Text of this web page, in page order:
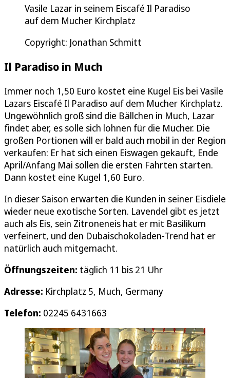
Vasile Lazar in seinem Eiscafé Il Paradiso
auf dem Mucher Kirchplatz
Copyright: Jonathan Schmitt
Il Paradiso in Much
Immer noch 1,50 Euro kostet eine Kugel Eis bei Vasile
Lazars Eiscafé Il Paradiso auf dem Mucher Kirchplatz.
Ungewöhnlich groß sind die Bällchen in Much, Lazar
findet aber, es solle sich lohnen für die Mucher. Die
großen Portionen will er bald auch mobil in der Region
verkaufen: Er hat sich einen Eiswagen gekauft, Ende
April/Anfang Mai sollen die ersten Fahrten starten.
Dann kostet eine Kugel 1,60 Euro.
In dieser Saison erwarten die Kunden in seiner Eisdiele
wieder neue exotische Sorten. Lavendel gibt es jetzt
auch als Eis, sein Zitroneneis hat er mit Basilikum
verfeinert, und den Dubaischokoladen-Trend hat er
natürlich auch mitgemacht.
Öffnungszeiten: täglich 11 bis 21 Uhr
Adresse: Kirchplatz 5, Much, Germany
Telefon: 02245 6431663